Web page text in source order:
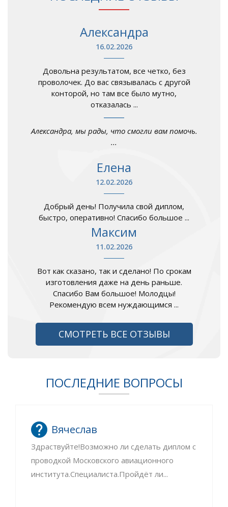
Александра
16.02.2026
Довольна результатом, все четко, без
проволочек. До вас связывалась с другой
конторой, но там все было мутно,
отказалась ...
Александра, мы рады, что смогли вам помочь.
...
Елена
12.02.2026
Добрый день! Получила свой диплом,
быстро, оперативно! Спасибо большое ...
Максим
11.02.2026
Вот как сказано, так и сделано! По срокам
изготовления даже на день раньше.
Спасибо Вам большое! Молодцы!
Рекомендую всем нуждающимся ...
СМОТРЕТЬ ВСЕ ОТЗЫВЫ
ПОСЛЕДНИЕ ВОПРОСЫ
Вячеслав
Здраствуйте!Возможно ли сделать диплом с
проводкой Московского авиационного
института.Специалиста.Пройдёт ли...